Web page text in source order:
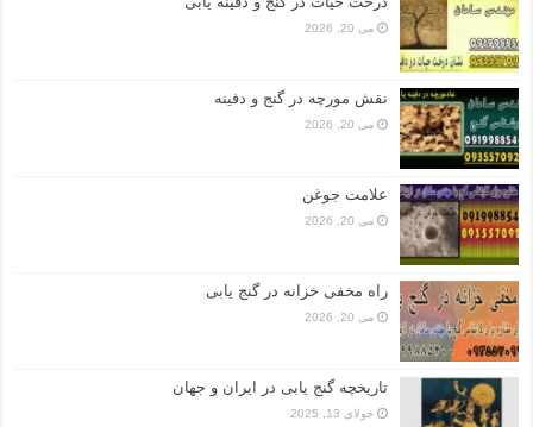
می 20, 2026
نقش مورچه در گنج و دفینه
می 20, 2026
علامت جوغن
می 20, 2026
راه مخفی خزانه در گنج یابی
می 20, 2026
تاریخچه گنج‌ یابی در ایران و جهان
جولای 13, 2025